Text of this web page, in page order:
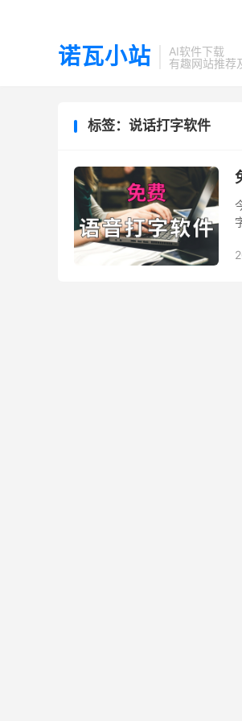
诺瓦小站
AI软件下载
有趣网站推荐
标签：说话打字软件